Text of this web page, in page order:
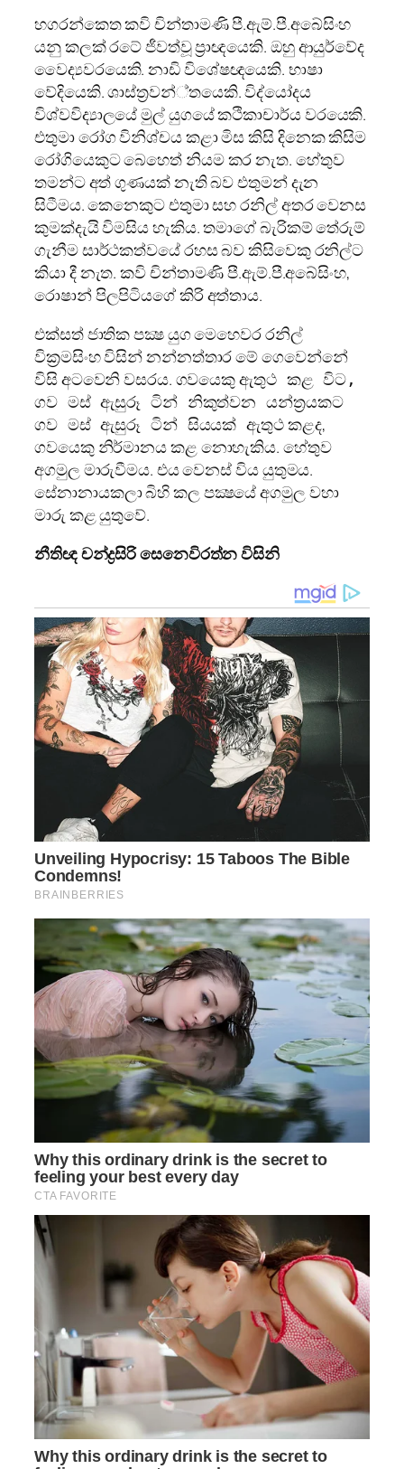
හගරන්කෙත කවි චින්තාමණි පී.ඇම්.පී.අබේසිංහ
යනු කලක් රටේ ජීවත්වූ ප‍්‍රාඥයෙකි. ඔහු ආයුර්වේද
වෛද්‍යවරයෙකි. නාඩි විශේෂඥයෙකි. භාෂා
වේදියෙකි. ශාස්ත‍්‍රවන්්තයෙකි. විද්යෝදය
විශ්වවිද්‍යාලයේ මුල් යුගයේ කථිකාචාර්ය වරයෙකි.
එතුමා රෝග විනිශ්චය කළා මිස කිසි දිනෙක කිසිම
රෝගියෙකුට බෙහෙත් නියම කර නැත. හේතුව
තමන්ට අත් ගුණයක් නැති බව එතුමන් දැන
සිටීමය. කෙනෙකුට එතුමා සහ රනිල් අතර වෙනස
කුමක්දැයි විමසිය හැකිය. තමාගේ බැරිකම් තේරුම්
ගැනීම සාර්ථකත්වයේ රහස බව කිසිවෙකු රනිල්ට
කියා දී නැත. කවි චින්තාමණි පී.ඇම්.පී.අබේසිංහ,
රොෂාන් පිලපිටියගේ කිරි අත්තාය.
එක්සත් ජාතික පක්‍ෂ යුග මෙහෙවර රනිල්
වික‍්‍රමසිංහ විසින් නන්නත්තාර මේ ගෙවෙන්නේ
විසි අටවෙනි වසරය. ගවයෙකු ඇතුථ කළ විට,
ගව මස් ඇසුරූ ටින් නිකුත්වන යන්ත‍්‍රයකට
ගව මස් ඇසුරූ ටින් සියයක් ඇතුථ කළද,
ගවයෙකු නිර්මානය කළ නොහැකිය. හේතුව
අගමුල මාරුවීමය. එය වෙනස් විය යුතුමය.
සේනානායකලා බිහි කල පක්‍ෂයේ අගමුල වහා
මාරු කළ යුතුවේ.
නීතිඥ චන්ද්‍රසිරි සෙනෙවිරත්න විසිනි